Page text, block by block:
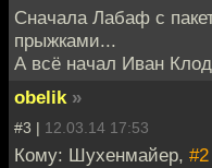
Сначала Лабаф с
прыжками...
А всё начал Иван
obelik »
#3 | 12.03.14 17:53
Кому: Шухенмайер, #2